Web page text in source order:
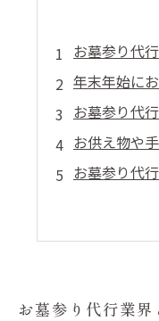
お墓参り代
年末年始に
お墓参り代
お供え物や
お墓参り代
お墓参り代行業界